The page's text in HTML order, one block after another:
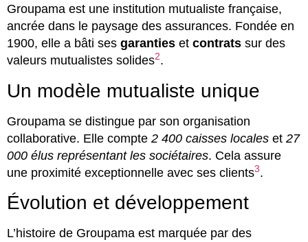
Groupama est une institution mutualiste française,
ancrée dans le paysage des assurances. Fondée en
1900, elle a bâti ses garanties et contrats sur des
valeurs mutualistes solides2.
Un modèle mutualiste unique
Groupama se distingue par son organisation
collaborative. Elle compte 2 400 caisses locales et 27
000 élus représentant les sociétaires. Cela assure
une proximité exceptionnelle avec ses clients3.
Évolution et développement
L’histoire de Groupama est marquée par des